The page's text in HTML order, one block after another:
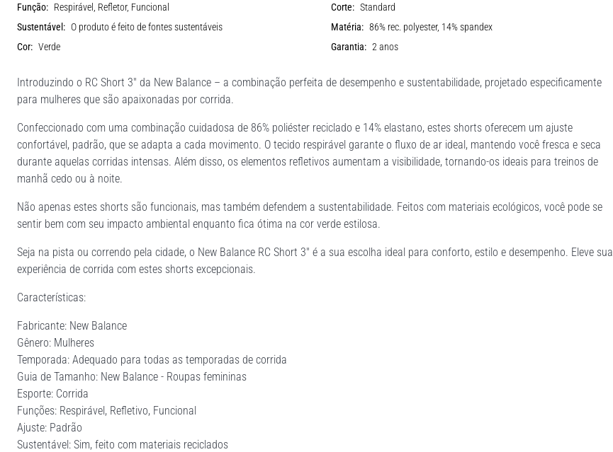
Função: Respirável, Refletor, Funcional Corte: Standard
Sustentável: O produto é feito de fontes sustentáveis Matéria: 86% rec. polyester, 14% spandex
Cor: Verde Garantia: 2 anos
Introduzindo o RC Short 3" da New Balance – a combinação perfeita de desempenho e sustentabilidade, projetado especificamente
para mulheres que são apaixonadas por corrida.
Confeccionado com uma combinação cuidadosa de 86% poliéster reciclado e 14% elastano, estes shorts oferecem um ajuste
confortável, padrão, que se adapta a cada movimento. O tecido respirável garante o fluxo de ar ideal, mantendo você fresca e seca
durante aquelas corridas intensas. Além disso, os elementos refletivos aumentam a visibilidade, tornando-os ideais para treinos de
manhã cedo ou à noite.
Não apenas estes shorts são funcionais, mas também defendem a sustentabilidade. Feitos com materiais ecológicos, você pode se
sentir bem com seu impacto ambiental enquanto fica ótima na cor verde estilosa.
Seja na pista ou correndo pela cidade, o New Balance RC Short 3" é a sua escolha ideal para conforto, estilo e desempenho. Eleve sua
experiência de corrida com estes shorts excepcionais.
Características:
Fabricante: New Balance
Gênero: Mulheres
Temporada: Adequado para todas as temporadas de corrida
Guia de Tamanho: New Balance - Roupas femininas
Esporte: Corrida
Funções: Respirável, Refletivo, Funcional
Ajuste: Padrão
Sustentável: Sim, feito com materiais reciclados